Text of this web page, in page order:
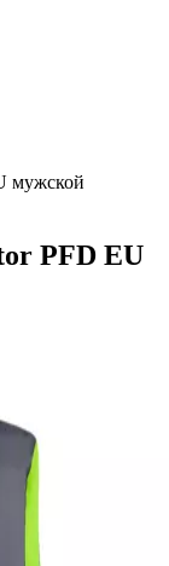
мужской
PFD EU